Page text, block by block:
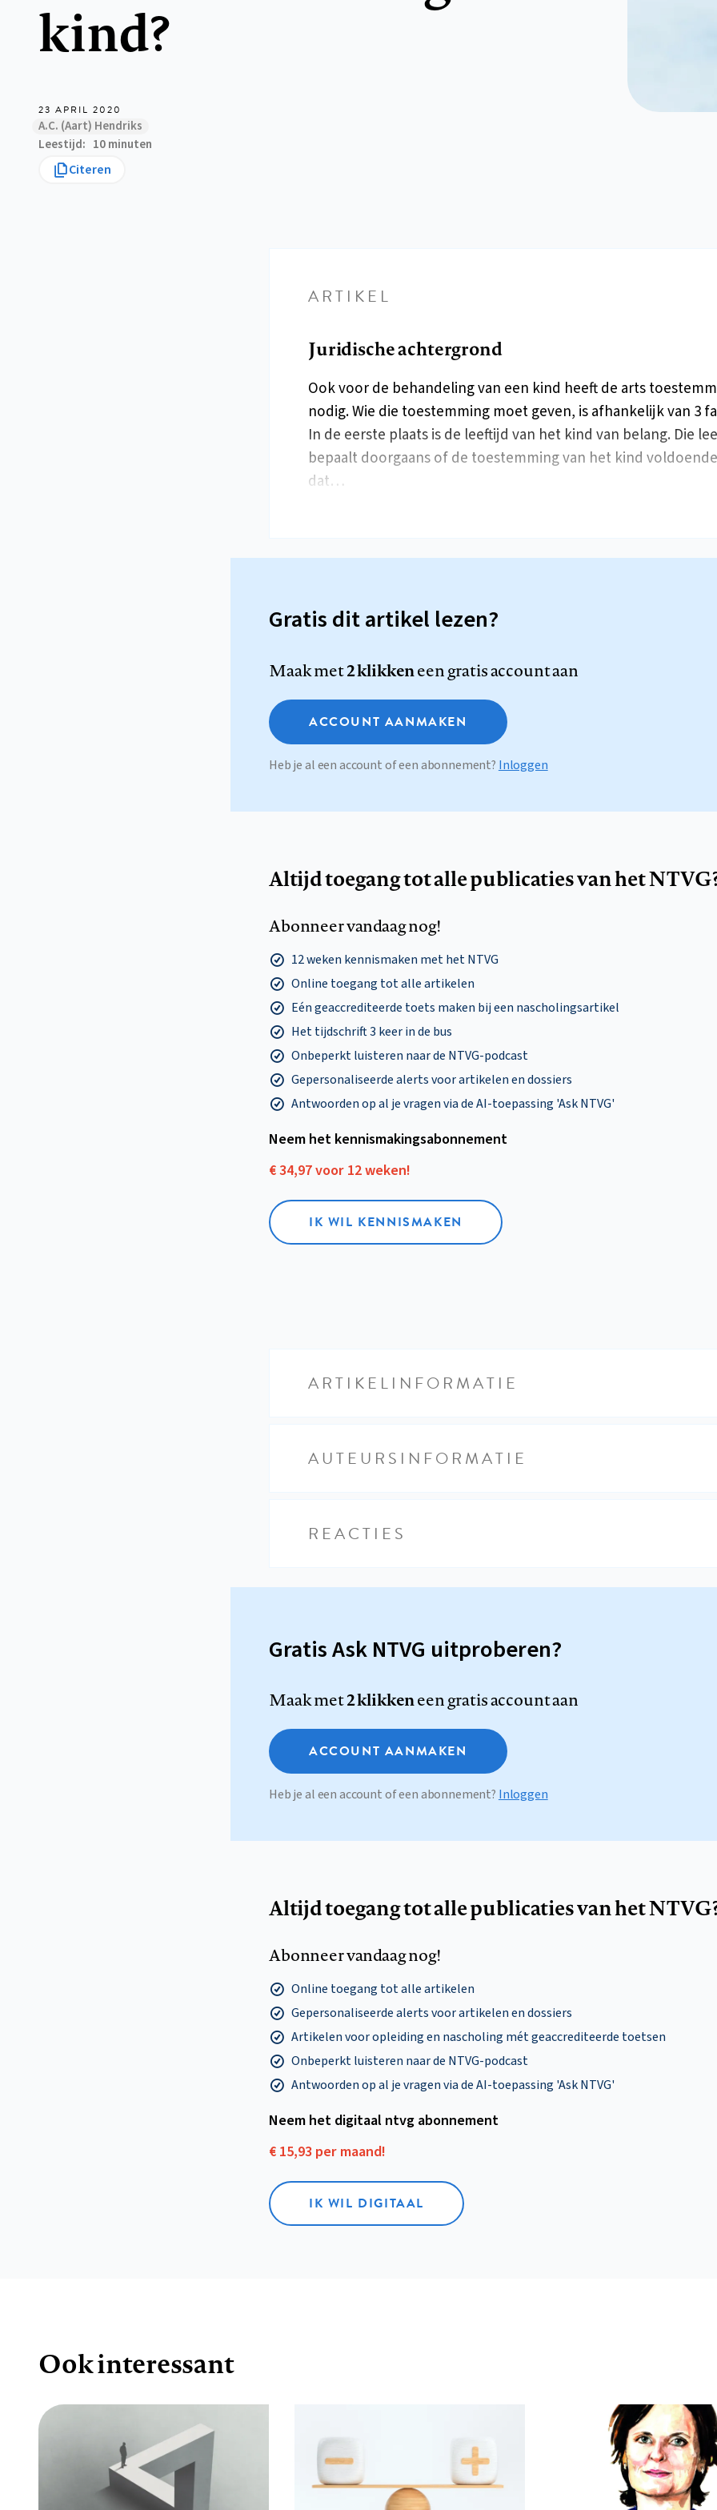
kind?
23 APRIL 2020
A.C. (Aart) Hendriks
Leestijd
10 minuten
Citeren
ARTIKEL
Juridische achtergrond
Ook voor de behandeling van een kind heeft de arts
nodig. Wie die toestemming moet geven, is afhankelijk van 3
In de eerste plaats is de leeftijd van het kind van belang. Die
bepaalt doorgaans of de toestemming van het kind
dat…
Gratis dit artikel lezen?
Maak met2 klikkeneen gratis account aan
ACCOUNT AANMAKEN
Heb je al een account of een abonnement? Inloggen
Altijd toegang tot alle publicaties van het
Abonneer vandaag nog!
12 weken kennismaken met het NTVG
Online toegang tot alle artikelen
Eén geaccrediteerde toets maken bij een nascholingsartikel
Het tijdschrift 3 keer in de bus
Onbeperkt luisteren naar de NTVG-podcast
Gepersonaliseerde alerts voor artikelen en dossiers
Antwoorden op al je vragen via de AI-toepassing 'Ask NTVG'
Neem het kennismakings­abonnement
€ 34,97 voor 12 weken!
IK WIL KENNISMAKEN
ARTIKELINFORMATIE
AUTEURSINFORMATIE
REACTIES
Gratis Ask NTVG uitproberen?
Maak met2 klikkeneen gratis account aan
ACCOUNT AANMAKEN
Heb je al een account of een abonnement? Inloggen
Altijd toegang tot alle publicaties van het
Abonneer vandaag nog!
Online toegang tot alle artikelen
Gepersonaliseerde alerts voor artikelen en dossiers
Artikelen voor opleiding en nascholing mét geaccrediteerde toetsen
Onbeperkt luisteren naar de NTVG-podcast
Antwoorden op al je vragen via de AI-toepassing 'Ask NTVG'
Neem het digitaal ntvg abonnement
€ 15,93 per maand!
IK WIL DIGITAAL
Ook interessant